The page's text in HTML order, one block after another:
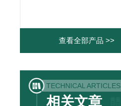
查看全部产品 >>
TECHNICAL ARTICLES
相关文章